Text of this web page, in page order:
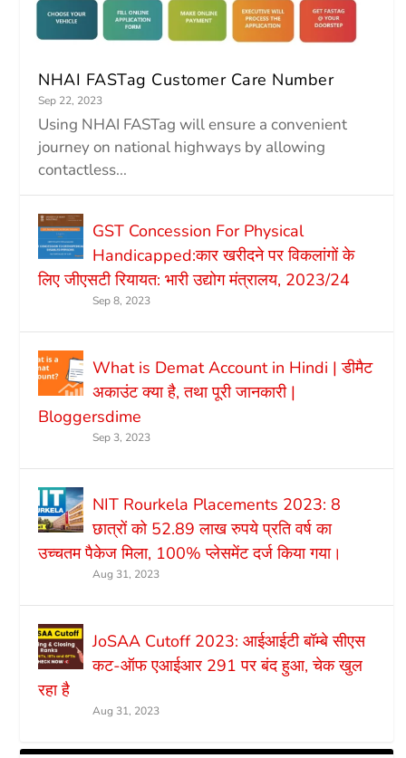
NHAI FASTag Customer Care Number
Sep 22, 2023
Using NHAI FASTag will ensure a convenient
journey on national highways by allowing
contactless...
GST Concession For Physical
Handicapped:कार खरीदने पर विकलांगों के
लिए जीएसटी रियायत: भारी उद्योग मंत्रालय, 2023/24
Sep 8, 2023
What is Demat Account in Hindi | डीमैट
अकाउंट क्या है, तथा पूरी जानकारी |
Bloggersdime
Sep 3, 2023
NIT Rourkela Placements 2023: 8
छात्रों को 52.89 लाख रुपये प्रति वर्ष का
उच्चतम पैकेज मिला, 100% प्लेसमेंट दर्ज किया गया।
Aug 31, 2023
JoSAA Cutoff 2023: आईआईटी बॉम्बे सीएस
कट-ऑफ एआईआर 291 पर बंद हुआ, चेक खुल
रहा है
Aug 31, 2023